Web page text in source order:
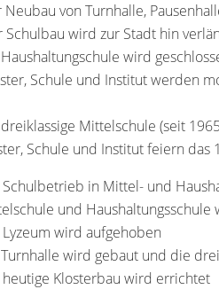
Neubau von Turnhalle,
wird zur Stadt hin
wird
Schule und Institut werden
Mittelschule (seit
Schule und Institut feiern das
in Mittel- und
und
Lyzeum wird aufgehoben
wird gebaut und die
Klosterbau wird errichtet